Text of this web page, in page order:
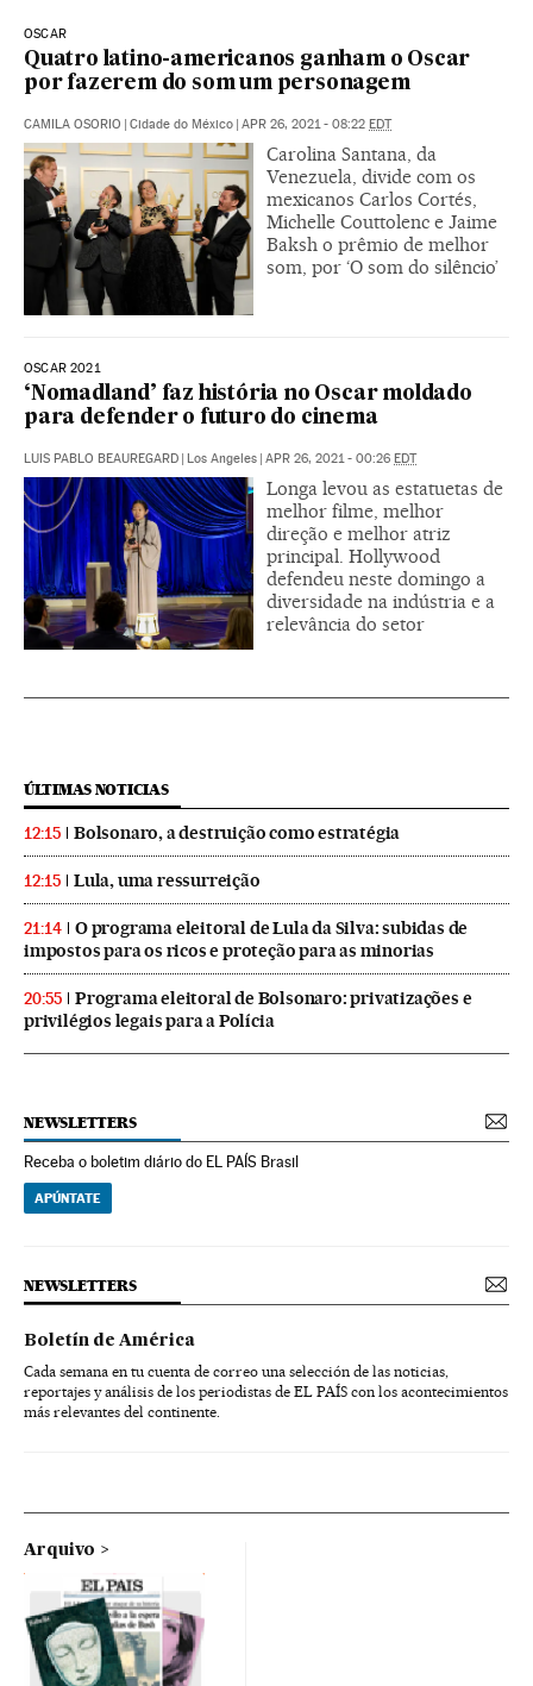
OSCAR
Quatro latino-americanos ganham o Oscar
por fazerem do som um personagem
CAMILA OSORIO | Cidade do México | APR 26, 2021 - 08:22 EDT
Carolina Santana, da
Venezuela, divide com os
mexicanos Carlos Cortés,
Michelle Couttolenc e Jaime
Baksh o prêmio de melhor
som, por ‘O som do silêncio’
OSCAR 2021
‘Nomadland’ faz história no Oscar moldado
para defender o futuro do cinema
LUIS PABLO BEAUREGARD | Los Angeles | APR 26, 2021 - 00:26 EDT
Longa levou as estatuetas de
melhor filme, melhor
direção e melhor atriz
principal. Hollywood
defendeu neste domingo a
diversidade na indústria e a
relevância do setor
ÚLTIMAS NOTICIAS
12:15 Bolsonaro, a destruição como estratégia
12:15 Lula, uma ressurreição
21:14
O programa eleitoral de Lula da Silva: subidas de
impostos para os ricos e proteção para as minorias
20:55
Programa eleitoral de Bolsonaro: privatizações e
privilégios legais para a Polícia
NEWSLETTERS
Receba o boletim diário do EL PAÍS Brasil
APÚNTATE
NEWSLETTERS
Boletín de América
Cada semana en tu cuenta de correo una selección de las noticias,
reportajes y análisis de los periodistas de EL PAÍS con los acontecimientos
más relevantes del continente.
Arquivo